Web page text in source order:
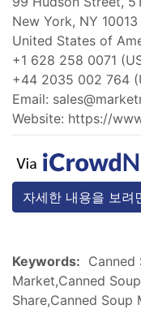
New York, NY 10013
United States of
+1 628 258 0071
+44 2035 002 764
Email:
Website: https://
자세한 내용을 보려
Keywords: Canned
Market,Canned
Share,Canned Soup